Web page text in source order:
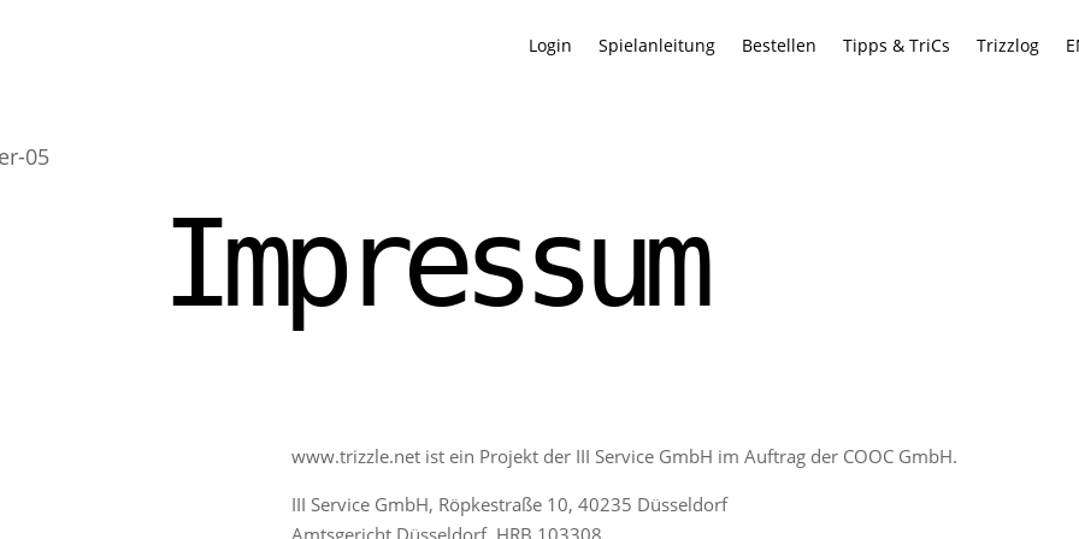
Login Spielanleitung Bestellen Tipps & TriCs Trizzlog
Impressum
www.trizzle.net ist ein Projekt der III Service GmbH im Auftrag der COOC GmbH.
III Service GmbH, Röpkestraße 10, 40235 Düsseldorf
Amtsgericht Düsseldorf, HRB 103308